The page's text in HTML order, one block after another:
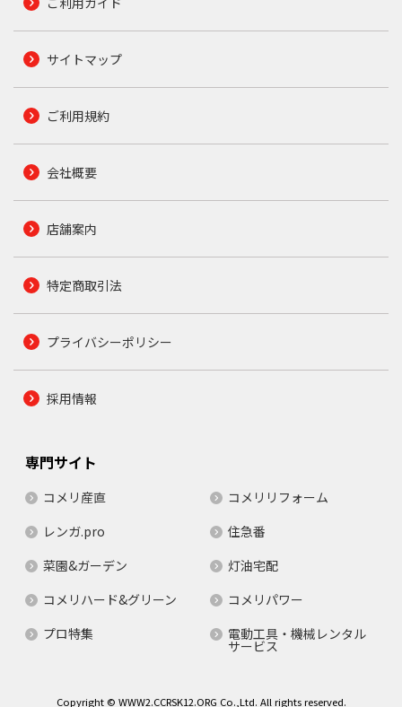
サイトマップ
ご利用規約
会社概要
店舗案内
特定商取引法
プライバシーポリシー
採用情報
専門サイト
コメリ産直
コメリリフォーム
レンガ.pro
住急番
菜園&ガーデン
灯油宅配
コメリハード&グリーン
コメリパワー
プロ特集
電動工具・機械レンタル
サービス
Copyright © WWW2.CCRSK12.ORG Co.,Ltd. All rights reserved.